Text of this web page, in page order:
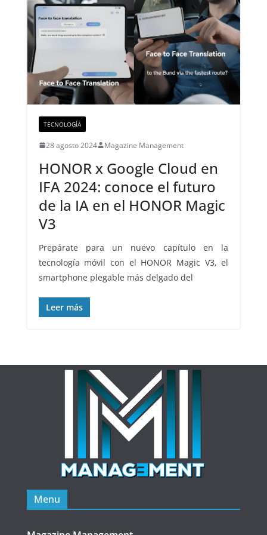
TECNOLOGÍA
28 agosto 2024 Magazine Management
HONOR x Google Cloud en
IFA 2024: conoce el futuro
de la IA en el HONOR Magic
V3
Prepárate para un nuevo capítulo en la
tecnología móvil con el HONOR Magic V3, el
smartphone plegable más delgado del
Leer más
Menu